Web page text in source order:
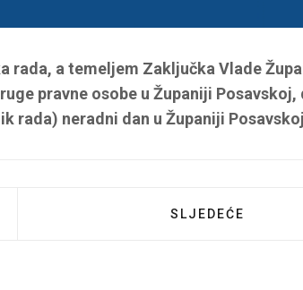
rada, a temeljem Zaključka Vlade
pravne osobe u Županiji Posavskoj,
rada) neradni dan u Županiji
O ZAPRAŠIVANJU KOMARACA
SLJEDEĆI
SLJEDEĆE